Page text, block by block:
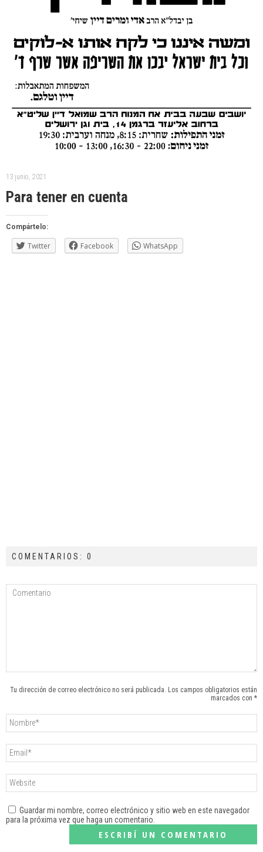
13 junio, 2021
Para tener en cuenta
Compártelo:
Twitter Facebook WhatsApp
COMENTARIOS: 0
Tu dirección de correo electrónico no será publicada. Los campos obligatorios están
marcados con *
Guardar mi nombre, correo electrónico y sitio web en este navegador
para la próxima vez que haga un comentario.